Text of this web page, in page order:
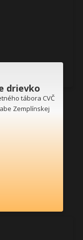
drievko
tábora CVČ
Zemplínskej